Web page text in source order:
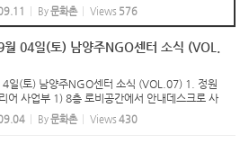
원) 남양주NGO센터(호평동 메인시네마타워 8층
테리어 공사로 평내동 식당을 인수하여 배달 사
By문화촌 Views 576
04일(토) 남양주NGO센터 소식 (VOL.
일(토) 남양주NGO센터 소식 (VOL.07) 1. 정원
어 사업부 1) 8층 로비공간에서 안내데스크로 사
측 창고의 벽 철거 공사가 마무리 되었고, 811호~8
획에 따른 공간배치를 조정하고 있습니다. 공간
By문화촌 Views 430